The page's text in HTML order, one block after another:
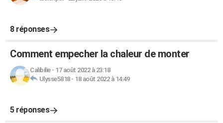
8 réponses
Comment empecher la chaleur de monter
Calibilie- 17 août 2022 à 23:18
Ulysse5818- 18 août 2022 à 14:49
5 réponses